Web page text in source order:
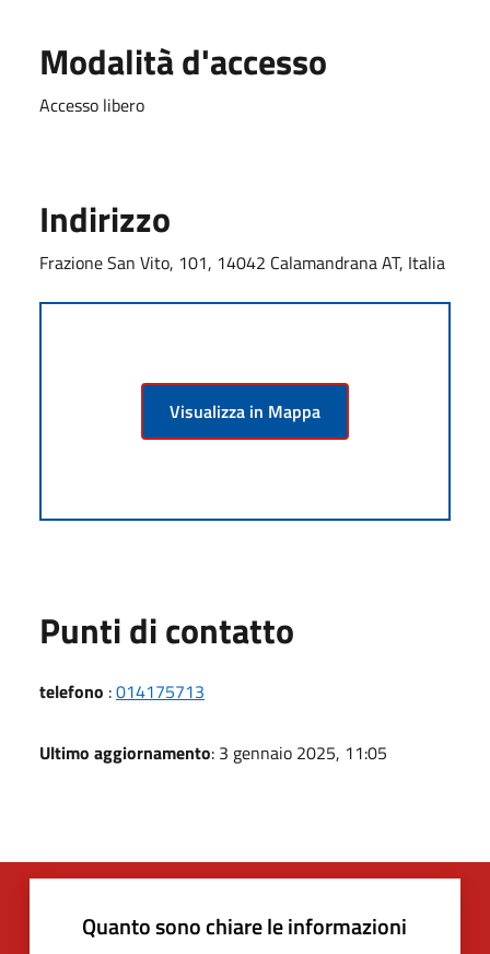
Modalità d'accesso
Accesso libero
Indirizzo
Frazione San Vito, 101, 14042 Calamandrana AT, Italia
Visualizza in Mappa
Punti di contatto
telefono :014175713
Ultimo aggiornamento: 3 gennaio 2025, 11:05
Quanto sono chiare le informazioni